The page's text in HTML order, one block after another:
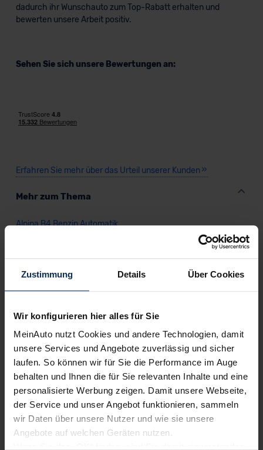
Zustimmung Details Über Cookies
Wir konfigurieren hier alles für Sie
MeinAuto nutzt Cookies und andere Technologien, damit
unsere Services und Angebote zuverlässig und sicher
laufen. So können wir für Sie die Performance im Auge
behalten und Ihnen die für Sie relevanten Inhalte und eine
personalisierte Werbung zeigen. Damit unsere Webseite,
der Service und unser Angebot funktionieren, sammeln
wir Daten über unsere Nutzer und wie sie unsere
Angebote auf welchen Geräten nutzen.
dadurch ihr Wunschauto zum Top-Rabatt erhalten und
bewerten unsere Arbeit positiv.
Sehen Sie sich unsere Bewertungen an:
Erfahren Sie mehr über das Urteil unserer Kunden
Mehr zum Thema
Alpina B4 Benzin Automatik
Alternativen Themen
Alpina B4 kaufen
Alpina B4 Vario-Finanzierung
Alpina B4 Leasing
Alpina B4 Heckantrieb
Alpina B4 Allradantrieb